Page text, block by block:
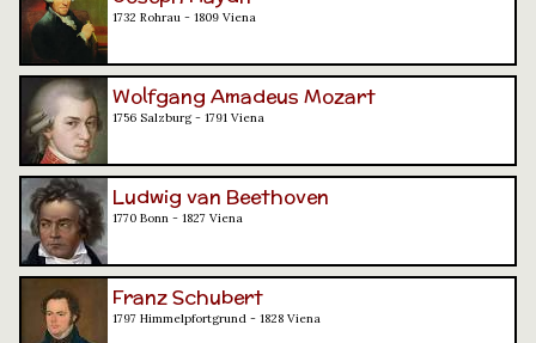
1732 Rohrau - 1809 Viena
Wolfgang Amadeus Mozart
1756 Salzburg - 1791 Viena
Ludwig van Beethoven
1770 Bonn - 1827 Viena
Franz Schubert
1797 Himmelpfortgrund - 1828 Viena